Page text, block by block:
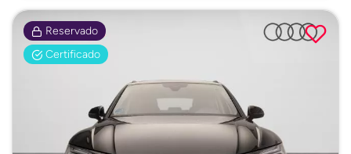
Reservado
Certificado